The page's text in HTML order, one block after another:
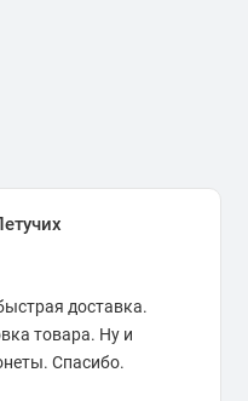
доставка.
товара. Ну и
Спасибо.